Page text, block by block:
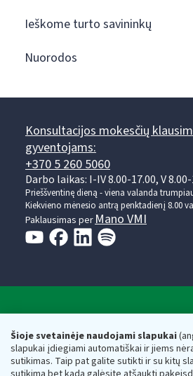
Šioje svetainėje naudojami slapukai
slapukai įdiegiami automatiškai ir jiems
sutikimas. Taip pat galite sutikti ir su kitų
Ieškome turto savininkų
Nuorodos
Konsultacijos mokesčių
gyventojams:
+370 5 260 5060
Darbo laikas: I-IV 8.00-17.00, V
Prieššventinę dieną - viena valanda
Kiekvieno mėnesio antrą penktadienį 8.00
Paklausimas per Mano VMI
Respublikos finansų
Biudžetinė įstaiga. Juridinio asmens kodas
adresas: Vasario 16-osios g. 14, 01107